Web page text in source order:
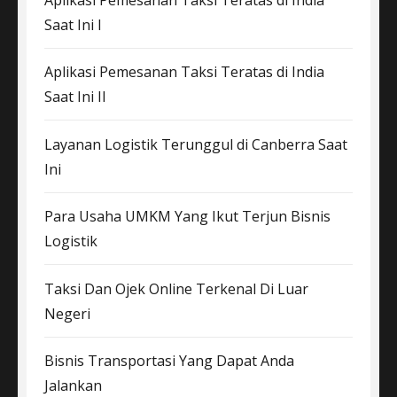
Saat Ini I
Aplikasi Pemesanan Taksi Teratas di India
Saat Ini II
Layanan Logistik Terunggul di Canberra Saat
Ini
Para Usaha UMKM Yang Ikut Terjun Bisnis
Logistik
Taksi Dan Ojek Online Terkenal Di Luar
Negeri
Bisnis Transportasi Yang Dapat Anda
Jalankan